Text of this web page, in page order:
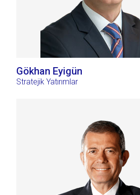
Gökhan Eyigün
Stratejik Yatırımlar